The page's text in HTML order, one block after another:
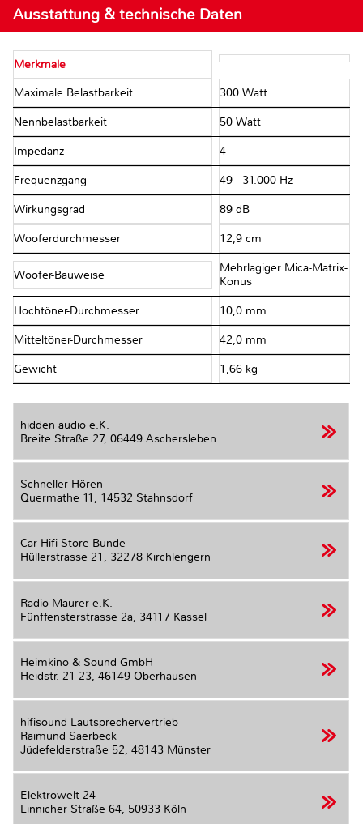
Ausstattung & technische Daten
Merkmale
Maximale Belastbarkeit 300 Watt
Nennbelastbarkeit 50 Watt
Impedanz 4Ω
Frequenzgang 49 - 31.000 Hz
Wirkungsgrad 89 dB
Wooferdurchmesser 12,9 cm
Woofer-Bauweise
Mehrlagiger Mica-Matrix-
Konus
Hochtöner-Durchmesser 10,0 mm
Mitteltöner-Durchmesser 42,0 mm
Gewicht 1,66 kg
hidden audio e.K.
Breite Straße 27, 06449 Aschersleben
Schneller Hören
Quermathe 11, 14532 Stahnsdorf
Car Hifi Store Bünde
Hüllerstrasse 21, 32278 Kirchlengern
Radio Maurer e.K.
Fünffensterstrasse 2a, 34117 Kassel
Heimkino & Sound GmbH
Heidstr. 21-23, 46149 Oberhausen
hifisound Lautsprechervertrieb
Raimund Saerbeck
Jüdefelderstraße 52, 48143 Münster
Elektrowelt 24
Linnicher Straße 64, 50933 Köln